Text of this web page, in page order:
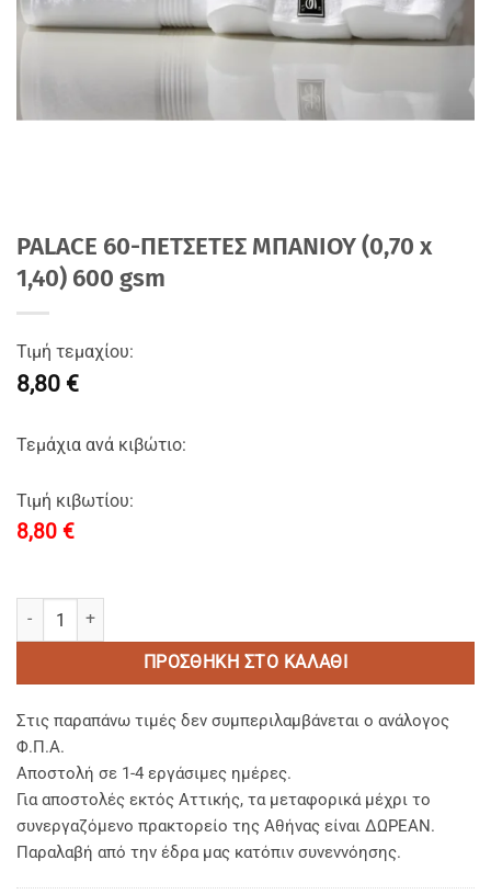
PALACE 60-ΠΕΤΣΕΤΕΣ ΜΠΑΝΙΟΥ (0,70 x
1,40) 600 gsm
Τιμή τεμαχίου:
8,80 €
Τεμάχια ανά κιβώτιο:
Τιμή κιβωτίου:
8,80 €
PALACE 60-ΠΕΤΣΕΤΕΣ ΜΠΑΝΙΟΥ (0,70 x 1,40) 600 gsm ποσότητα
ΠΡΟΣΘΉΚΗ ΣΤΟ ΚΑΛΆΘΙ
Στις παραπάνω τιμές δεν συμπεριλαμβάνεται ο ανάλογος
Φ.Π.Α.
Αποστολή σε 1-4 εργάσιμες ημέρες.
Για αποστολές εκτός Αττικής, τα μεταφορικά μέχρι το
συνεργαζόμενο πρακτορείο της Αθήνας είναι ΔΩΡΕΑΝ.
Παραλαβή από την έδρα μας κατόπιν συνεννόησης.